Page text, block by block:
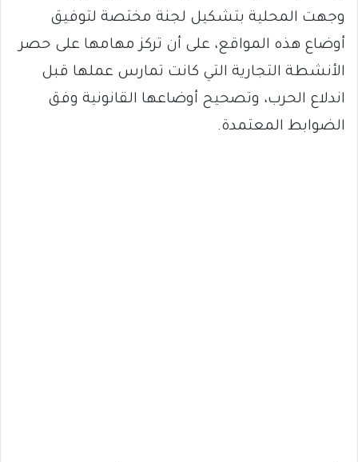
وجهت المحلية بتشكيل لجنة مختصة لتوفيق
أوضاع هذه المواقع، على أن تركز مهامها على حصر
الأنشطة التجارية التي كانت تمارس عملها قبل
اندلاع الحرب، وتصحيح أوضاعها القانونية وفق
الضوابط المعتمدة.